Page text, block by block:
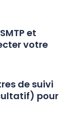
et
votre
de suivi
pour